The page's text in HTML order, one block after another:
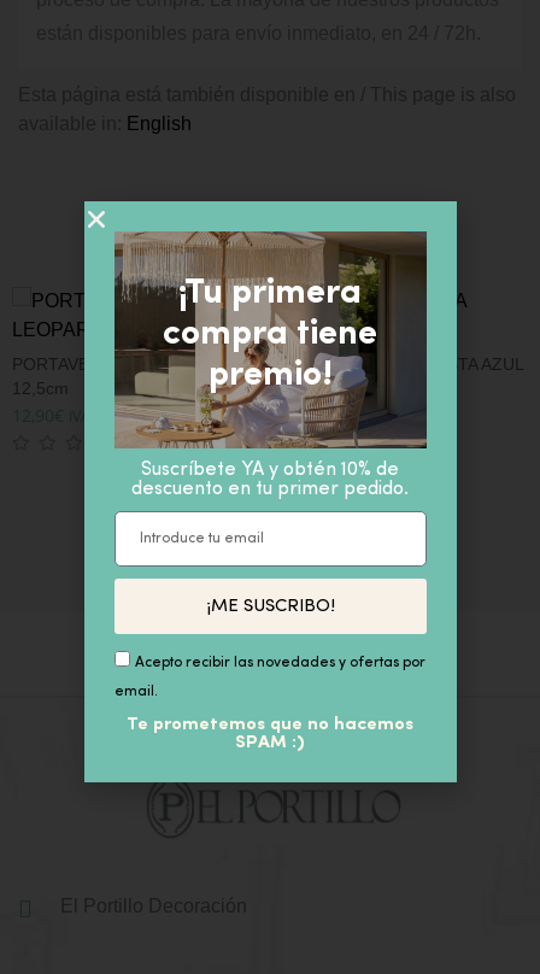
English
PRODUCTOS SIMILARES
PORTAVELAS DE LEOPARDO
12,5cm
12,90€
VELA PERFUMADA CESTA AZUL
67,90€ IVA inc
El Portillo Decoración
¡Tu primera
compra tiene
premio!
Suscríbete YA y obtén 10% de
descuento en tu primer pedido.
Acepto recibir las novedades y ofertas por
email.
¡ME SUSCRIBO!
Te prometemos que no hacemos
SPAM :)